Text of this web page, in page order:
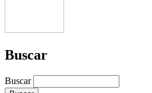
Buscar
Buscar